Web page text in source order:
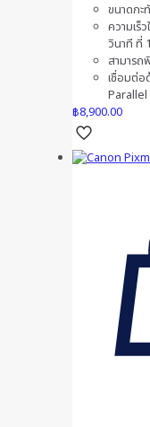
ขนาดกะ
ความเร็
วินาที ที่
สามารถ
เชื่อมต่อ
Parallel
฿8,900.00